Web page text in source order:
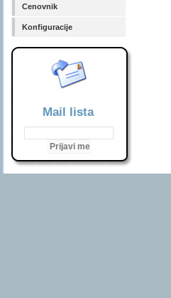
Cenovnik
Konfiguracije
Mail lista